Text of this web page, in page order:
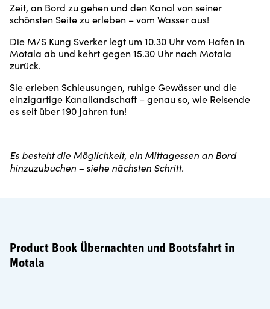
Zeit, an Bord zu gehen und den Kanal von seiner
schönsten Seite zu erleben – vom Wasser aus!
Die M/S Kung Sverker legt um 10.30 Uhr vom Hafen in
Motala ab und kehrt gegen 15.30 Uhr nach Motala
zurück.
Sie erleben Schleusungen, ruhige Gewässer und die
einzigartige Kanallandschaft – genau so, wie Reisende
es seit über 190 Jahren tun!
Es besteht die Möglichkeit, ein Mittagessen an Bord
hinzuzubuchen – siehe nächsten Schritt.
Product Book Übernachten und Bootsfahrt in
Motala